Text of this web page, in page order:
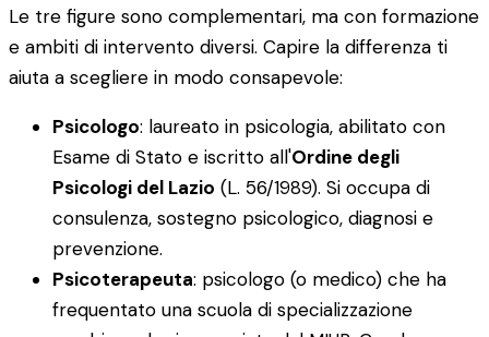
Le tre figure sono complementari, ma con formazione
e ambiti di intervento diversi. Capire la differenza ti
aiuta a scegliere in modo consapevole:
Psicologo: laureato in psicologia, abilitato con
Esame di Stato e iscritto all'Ordine degli
Psicologi del Lazio (L. 56/1989). Si occupa di
consulenza, sostegno psicologico, diagnosi e
prevenzione.
Psicoterapeuta: psicologo (o medico) che ha
frequentato una scuola di specializzazione